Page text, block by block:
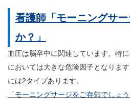
看護師「モーニングサ
か？」
血圧は脳卒中に関連しています。特
においては大きな危険因子となりま
には2タイプあります。
「モーニングサージをご存知でしょ